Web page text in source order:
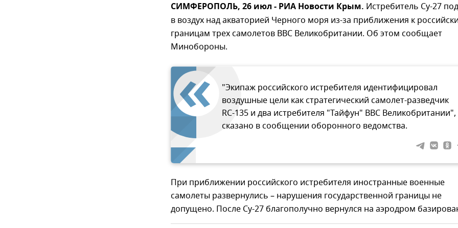
СИМФЕРОПОЛЬ, 26 июл - РИА Новости Крым. Истребитель Су-27
в воздух над акваторией Черного моря из-за приближения к
границам трех самолетов ВВС Великобритании. Об этом сообщает
Минобороны.
"Экипаж российского истребителя идентифицировал
воздушные цели как стратегический самолет-разведчик
RC-135 и два истребителя "Тайфун" ВВС Великобритании",
сказано в сообщении оборонного ведомства.
При приближении российского истребителя иностранные военные
самолеты развернулись – нарушения государственной границы не
допущено. После Су-27 благополучно вернулся на аэродром